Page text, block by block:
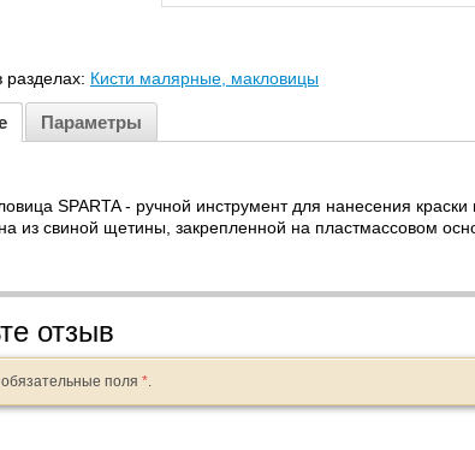
разделах: Кисти малярные, макловицы
Параметры
SPARTA - ручной инструмент для нанесения
из свиной щетины, закрепленной на пластмассовом
отзыв
поля *.